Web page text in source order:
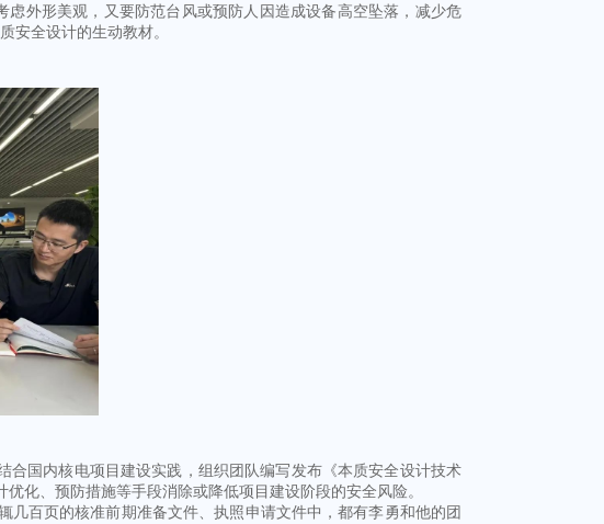
外形美观，又要防范台风或预防人因造成设备高空坠落，减少危
安全设计的生动教材。
国内核电项目建设实践，组织团队编写发布《本质安全设计技术
化、预防措施等手段消除或降低项目建设阶段的安全风险。
百页的核准前期准备文件、执照申请文件中，都有李勇和他的团